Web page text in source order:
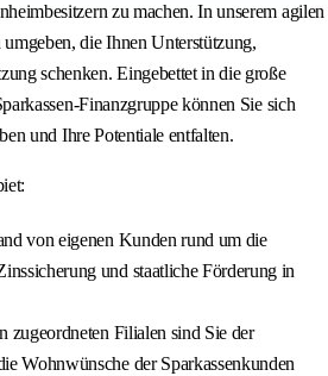
zu machen. In unserem agilen
die Ihnen Unterstützung,
schenken. Eingebettet in die große
Finanzgruppe können Sie sich
und Ihre Potentiale entfalten.
von eigenen Kunden rund um die
und staatliche Förderung in
zugeordneten Filialen sind Sie der
Wohnwünsche der Sparkassenkunden